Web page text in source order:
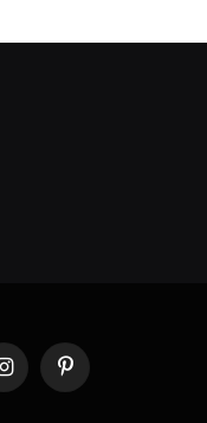
InstagramPinterest